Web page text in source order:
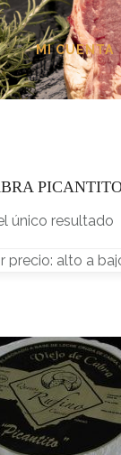
MI CUENTA
único resultado